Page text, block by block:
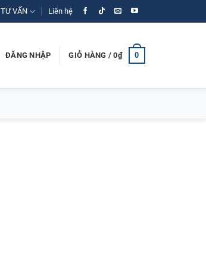
TƯ VẤN Liên hệ
ĐĂNG NHẬP GIỎ HÀNG /0₫ 0